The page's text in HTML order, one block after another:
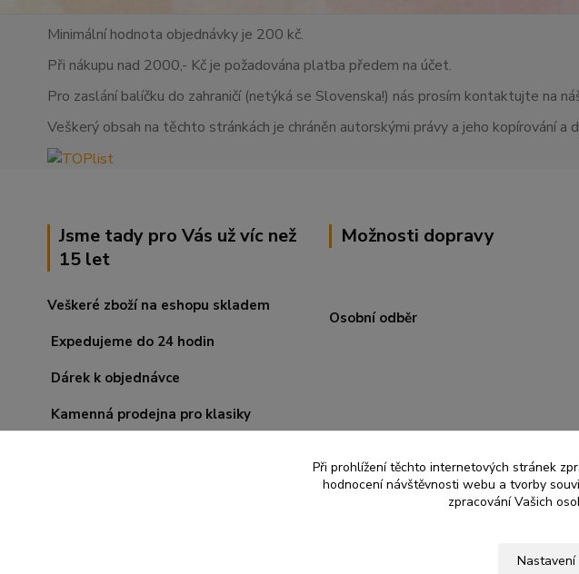
Minimální hodnota objednávky je 200 kč.
Při nákupu nad 2000,- Kč je požadována platba předem na účet.
Pro zaslání balíčku do zahraničí (netýká se Slovenska!) nás prosím kontaktujte na
Veškerý obsah na těchto stránkách je chráněn autorskými právy a jeho kopírování
Jsme tady pro Vás už víc než
15 let
Veškeré zboží na eshopu skladem
Expedujeme do 24 hodin
Dárek k objednávce
Kamenná prodejna pro klasiky
Možnosti dopravy
Osobní odběr
Při prohlížení těchto internetových stránek
hodnocení návštěvnosti webu a tvorby
zpracování Vašich
Nastavení